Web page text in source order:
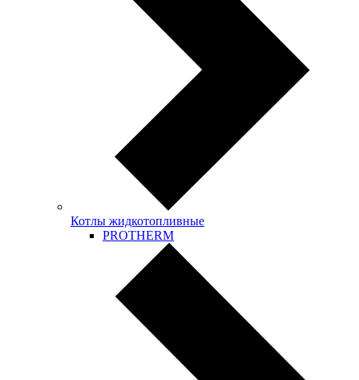
Котлы жидкотопливные
PROTHERM